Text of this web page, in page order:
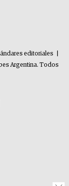
editoriales
Argentina. Todos